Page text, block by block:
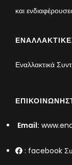
και
Εναλλακτικά
Email:
: facebook